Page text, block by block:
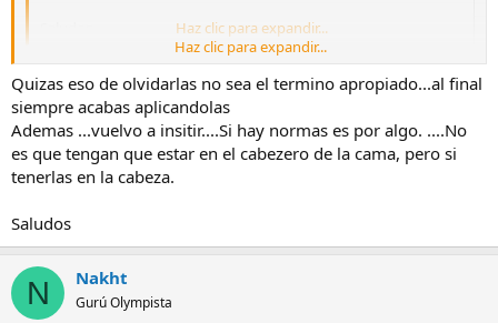
Haz clic para expandir...
Me ha gustado la sentencia, si señor.
Eso si, Neviros, ese puntito romántico te ha delatado. Se me ha
caído el mito de hombre duro que tenía de ti
;D ;D
Haz clic para expandir...
Quizas eso de olvidarlas no sea el termino apropiado...al final
siempre acabas aplicandolas
Ademas ...vuelvo a insitir....Si hay normas es por algo. ....No
es que tengan que estar en el cabezero de la cama, pero si
tenerlas en la cabeza.
Saludos
N Nakht
Gurú Olympista